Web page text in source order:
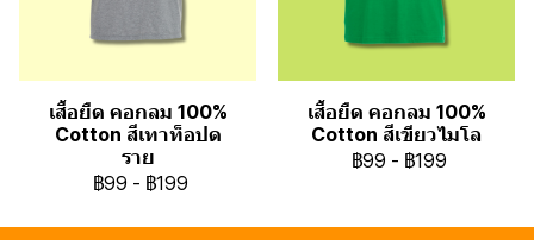
เสื้อยืด คอกลม 100%
Cotton สีเทาท็อปด
ราย
฿99 - ฿199
เสื้อยืด คอกลม 100%
Cotton สีเขียวไมโล
฿99 - ฿199